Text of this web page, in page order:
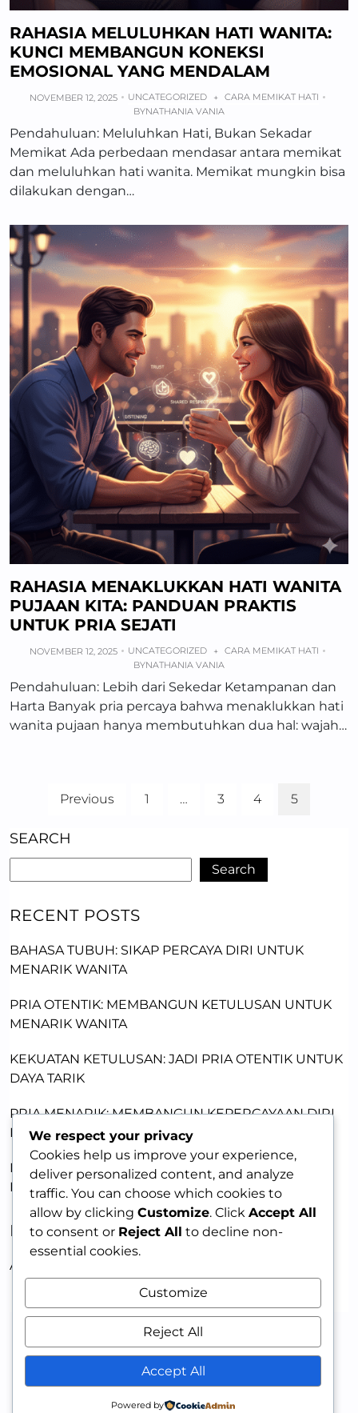
RAHASIA MELULUHKAN HATI WANITA:
KUNCI MEMBANGUN KONEKSI
EMOSIONAL YANG MENDALAM
NOVEMBER 12, 2025 UNCATEGORIZED +
CARA MEMIKAT HATI
BYNATHANIA VANIA
Pendahuluan: Meluluhkan Hati, Bukan Sekadar
Memikat Ada perbedaan mendasar antara memikat
dan meluluhkan hati wanita. Memikat mungkin bisa
dilakukan dengan…
RAHASIA MENAKLUKKAN HATI WANITA
PUJAAN KITA: PANDUAN PRAKTIS
UNTUK PRIA SEJATI
NOVEMBER 12, 2025 UNCATEGORIZED +
CARA MEMIKAT HATI
BYNATHANIA VANIA
Pendahuluan: Lebih dari Sekedar Ketampanan dan
Harta Banyak pria percaya bahwa menaklukkan hati
wanita pujaan hanya membutuhkan dua hal: wajah…
Previous 1 … 3 4 5
SEARCH
Search
RECENT POSTS
BAHASA TUBUH: SIKAP PERCAYA DIRI UNTUK
MENARIK WANITA
PRIA OTENTIK: MEMBANGUN KETULUSAN UNTUK
MENARIK WANITA
KEKUATAN KETULUSAN: JADI PRIA OTENTIK UNTUK
DAYA TARIK
PRIA MENARIK: MEMBANGUN KEPERCAYAAN DIRI
DENGAN KETULUSAN
MEMBANGUN DAYA TARIK LEWAT KERENTANAN:
KUNCI MEMIKAT WANITA
RECENT COMMENTS
A WordPress Commenter
We respect your privacy
Cookies help us improve your experience,
deliver personalized content, and analyze
traffic. You can choose which cookies to
allow by clicking Customize. Click Accept All
to consent or Reject All to decline non-
essential cookies.
Customize
Reject All
Accept All
Powered by